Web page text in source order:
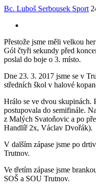
Bc. Luboš Serbousek Sport
Přestože jsme měli velkou
Gól čtyři sekundy před
poslal do boje o 3. místo.
Dne 23. 3. 2017 jsme se v
středních škol v halové
Hrálo se ve dvou skupinách.
postupovala do semifinále.
z Malých Svatoňovic a po
Handlíř 2x, Václav Dvořák).
V dalším zápase jsme po
Trutnov.
Ve třetím zápase jsme
SOŠ a SOU Trutnov.